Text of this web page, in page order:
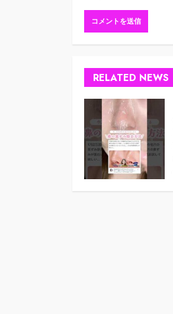
RELATED NEWS